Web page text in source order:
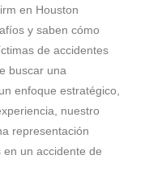
en Houston
y saben cómo
de accidentes
buscar una
enfoque estratégico,
nuestro
representación
un accidente de